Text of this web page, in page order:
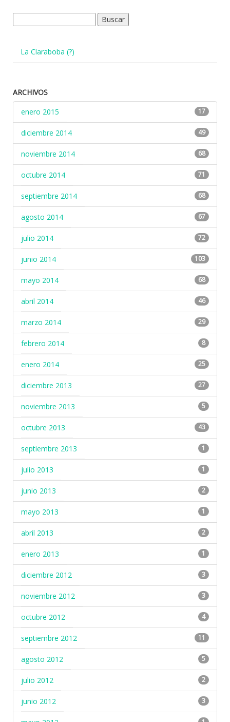
La Claraboba (?)
ARCHIVOS
enero 2015
17
diciembre 2014 49
noviembre 2014 68
octubre 2014 71
septiembre 2014 68
agosto 2014 67
julio 2014 72
junio 2014 103
mayo 2014 68
abril 2014 46
marzo 2014 29
febrero 2014 8
enero 2014 25
diciembre 2013 27
noviembre 2013 5
octubre 2013 43
septiembre 2013 1
julio 2013 1
junio 2013 2
mayo 2013 1
abril 2013 2
enero 2013 1
diciembre 2012 3
noviembre 2012 3
octubre 2012 4
septiembre 2012 11
agosto 2012 5
julio 2012 2
junio 2012 3